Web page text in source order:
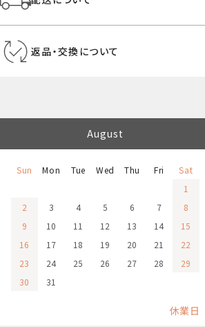
返品・交換について
August
Sun Mon Tue Wed Thu Fri
Sat
1
2
3 4 5 6 7
8
9
10 11 12 13 14
15
16
17 18 19 20 21
22
23
24 25 26 27 28
29
30
31
休業日